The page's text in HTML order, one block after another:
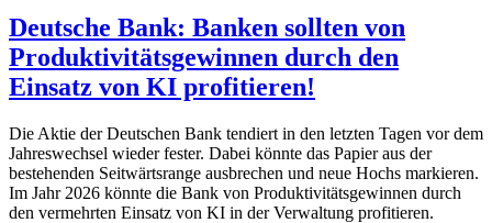
Deutsche Bank: Banken sollten von
Produktivitätsgewinnen durch den
Einsatz von KI profitieren!
Die Aktie der Deutschen Bank tendiert in den letzten Tagen vor dem
Jahreswechsel wieder fester. Dabei könnte das Papier aus der
bestehenden Seitwärtsrange ausbrechen und neue Hochs markieren.
Im Jahr 2026 könnte die Bank von Produktivitätsgewinnen durch
den vermehrten Einsatz von KI in der Verwaltung profitieren.